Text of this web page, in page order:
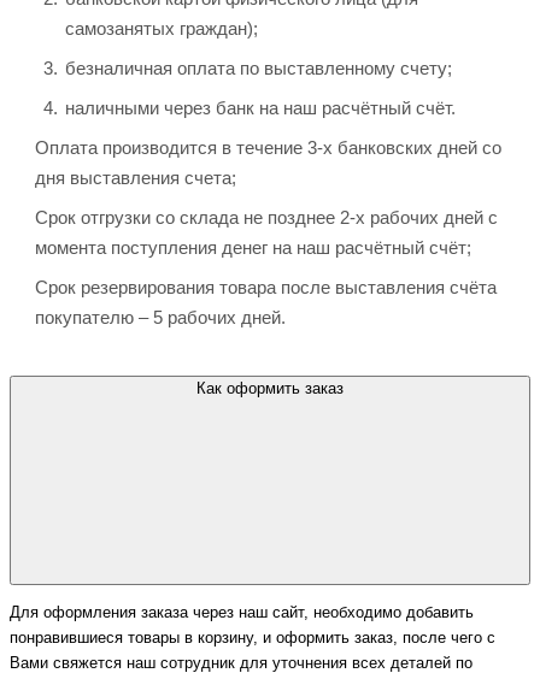
самозанятых граждан);
безналичная оплата по выставленному счету;
наличными через банк на наш расчётный счёт.
Оплата производится в течение 3-х банковских дней со
дня выставления счета;
Срок отгрузки со склада не позднее 2-х рабочих дней с
момента поступления денег на наш расчётный счёт;
Срок резервирования товара после выставления счёта
покупателю – 5 рабочих дней.
Как оформить заказ
Для оформления заказа через наш сайт, необходимо добавить
понравившиеся товары в корзину, и оформить заказ, после чего с
Вами свяжется наш сотрудник для уточнения всех деталей по